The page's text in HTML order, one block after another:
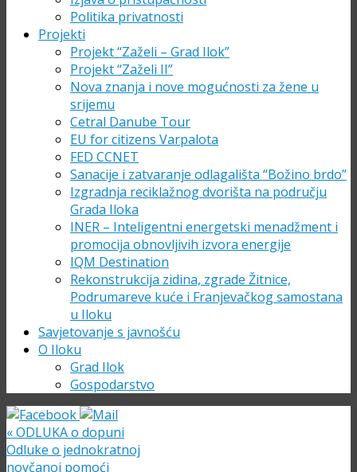
Politika privatnosti
Projekti
Projekt “Zaželi – Grad Ilok”
Projekt “Zaželi II”
Nova znanja i nove mogućnosti za žene u
srijemu
Cetral Danube Tour
EU for citizens Varpalota
FED CCNET
Sanacije i zatvaranje odlagališta “Božino brdo”
Izgradnja reciklažnog dvorišta na području
Grada Iloka
INER – Inteligentni energetski menadžment i
promocija obnovljivih izvora energije
IQM Destination
Rekonstrukcija zidina, zgrade Žitnice,
Podrumareve kuće i Franjevačkog samostana
u Iloku
Savjetovanje s javnošću
O Iloku
Grad Ilok
Gospodarstvo
«ODLUKA o dopuni
Odluke o jednokratnoj
novčanoj pomoći